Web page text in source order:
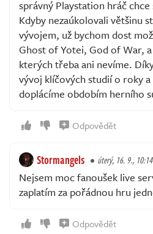
správný Playstation hráč
Kdyby nezaúkolovali většinu
vývojem, už bychom dost
Ghost of Yotei, God of War,
kterých třeba ani nevíme.
vývoj klíčových studií o roky
doplácíme obdobím herního
Odpovědět
Stormangels úterý, 16. 9., 10:14
Nejsem moc fanoušek live
zaplatím za pořádnou hru
Odpovědět